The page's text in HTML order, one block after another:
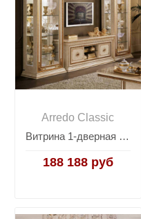
Arredo Classic
Витрина 1-дверная Arredo Classic Leonardo (Арредо Классик Леонардо)
188 188 руб